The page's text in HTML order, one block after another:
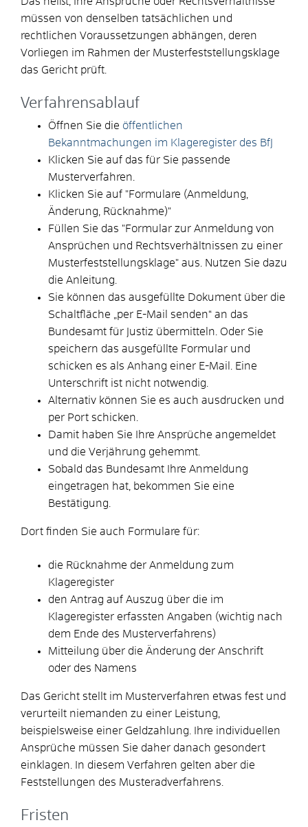
müssen von denselben tatsächlichen und
rechtlichen Voraussetzungen abhängen, deren
Vorliegen im Rahmen der Musterfeststellungsklage
das Gericht prüft.
Verfahrensablauf
Öffnen Sie die öffentlichen
Bekanntmachungen im Klageregister des BfJ
Klicken Sie auf das für Sie passende
Musterverfahren.
Klicken Sie auf "Formulare (Anmeldung,
Änderung, Rücknahme)"
Füllen Sie das "Formular zur Anmeldung von
Ansprüchen und Rechtsverhältnissen zu einer
Musterfeststellungsklage" aus. Nutzen Sie dazu
die Anleitung.
Sie können das ausgefüllte Dokument über die
Schaltfläche „per E-Mail senden“ an das
Bundesamt für Justiz übermitteln. Oder Sie
speichern das ausgefüllte Formular und
schicken es als Anhang einer E-Mail. Eine
Unterschrift ist nicht notwendig.
Alternativ können Sie es auch ausdrucken und
per Port schicken.
Damit haben Sie Ihre Ansprüche angemeldet
und die Verjährung gehemmt.
Sobald das Bundesamt Ihre Anmeldung
eingetragen hat, bekommen Sie eine
Bestätigung.
Dort finden Sie auch Formulare für:
die Rücknahme der Anmeldung zum
Klageregister
den Antrag auf Auszug über die im
Klageregister erfassten Angaben (wichtig nach
dem Ende des Musterverfahrens)
Mitteilung über die Änderung der Anschrift
oder des Namens
Das Gericht stellt im Musterverfahren etwas fest und
verurteilt niemanden zu einer Leistung,
beispielsweise einer Geldzahlung. Ihre individuellen
Ansprüche müssen Sie daher danach gesondert
einklagen. In diesem Verfahren gelten aber die
Feststellungen des Musteradverfahrens.
Fristen